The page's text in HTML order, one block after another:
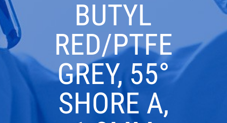
BUTYL
RED/PTFE
GREY, 55°
SHORE A,